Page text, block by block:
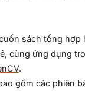
sách tổng hợp
cùng ứng dụng
.
gồm các phiên